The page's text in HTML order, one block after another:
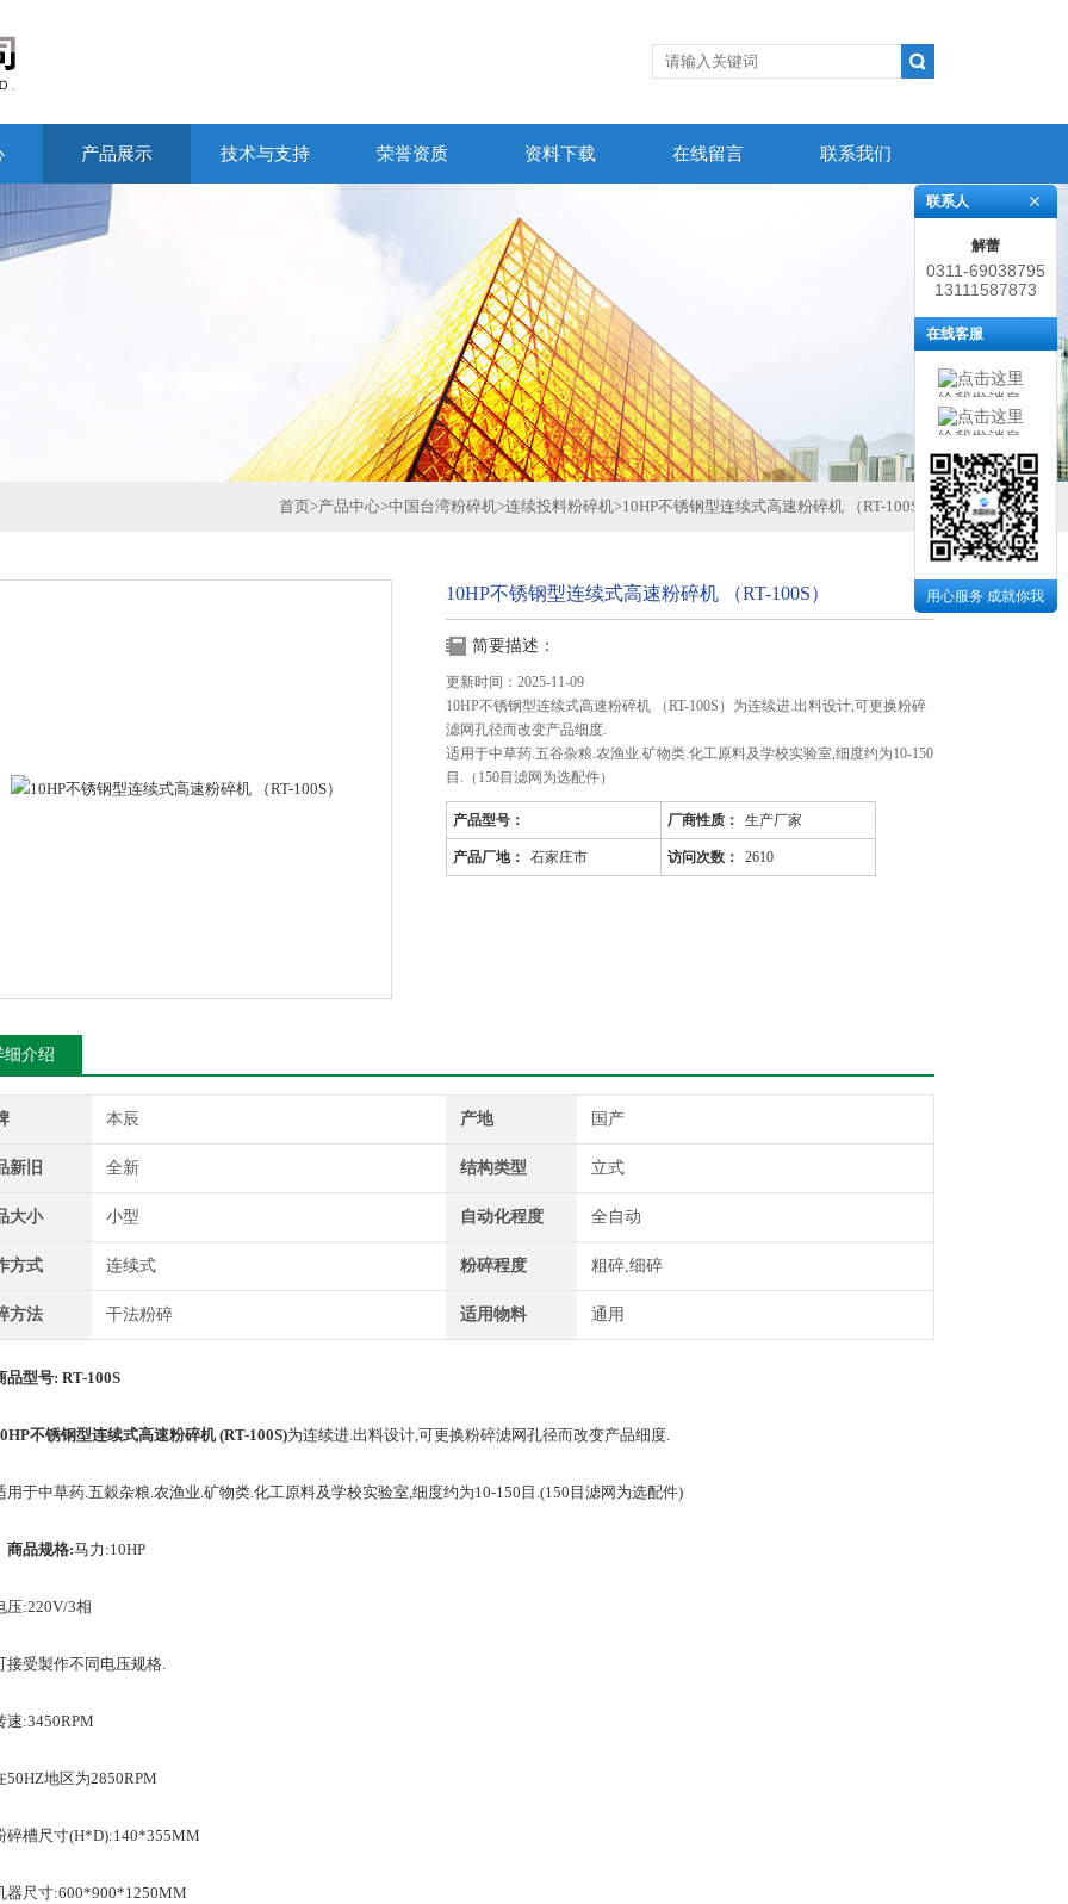
产品展示 技术与支持 荣誉资质 资料下载 在线留言 联系我们
首页>产品中心>中国台湾粉碎机>连续投料粉碎机>10HP不锈钢型连续式高速粉碎机 （RT-100S）
10HP不锈钢型连续式高速粉碎机 （RT-100S）
简要描述：
更新时间：2025-11-09
10HP不锈钢型连续式高速粉碎机 （RT-100S）为连续进.出料设计,可更换粉碎
滤网孔径而改变产品细度.
适用于中草药.五谷杂粮.农渔业.矿物类.化工原料及学校实验室,细度约为10-150
目.（150目滤网为选配件）
产品型号： 厂商性质： 生产厂家
产品厂地： 石家庄市 访问次数： 2610
细介绍
本辰 产地 国产
新旧 全新 结构类型 立式
大小 小型 自动化程度 全自动
方式 连续式 粉碎程度 粗碎,细碎
方法 干法粉碎 适用物料 通用
品型号: RT-100S
不锈钢型连续式高速粉碎机 (RT-100S)为连续进.出料设计,可更换粉碎滤网孔径而改变产品细度.
中草药.五穀杂粮.农渔业.矿物类.化工原料及学校实验室,细度约为10-150目.(150目滤网为选配件)
商品规格:马力:10HP
:220V/3相
受製作不同电压规格.
:3450RPM
地区为2850RPM
槽尺寸(H*D):140*355MM
尺寸:600*900*1250MM
联系人
解蕾
0311-69038795
13111587873
在线客服
用心服务 成就你我